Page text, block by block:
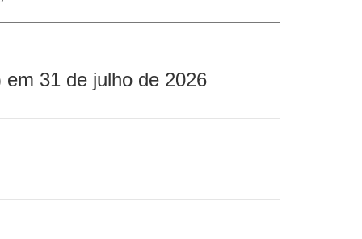
31 de julho de 2026